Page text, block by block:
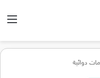
دوائية